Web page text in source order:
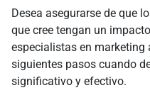
Desea asegurarse de que
que cree tengan un
especialistas en marketing
siguientes pasos cuando
significativo y efectivo.